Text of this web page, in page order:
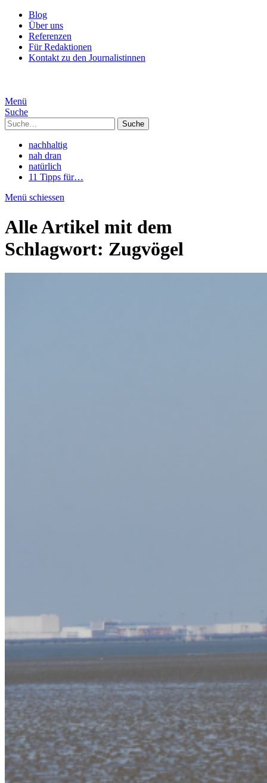
Blog
Über uns
Referenzen
Für Redaktionen
Kontakt zu den Journalistinnen
Menü
Suche
Suche
nachhaltig
nah dran
natürlich
11 Tipps für…
Menü schiessen
Alle Artikel mit dem
Schlagwort: Zugvögel